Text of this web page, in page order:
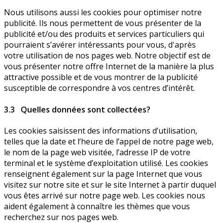
Nous utilisons aussi les cookies pour optimiser notre
publicité. Ils nous permettent de vous présenter de la
publicité et/ou des produits et services particuliers qui
pourraient s’avérer intéressants pour vous, d'après
votre utilisation de nos pages web. Notre objectif est de
vous présenter notre offre Internet de la manière la plus
attractive possible et de vous montrer de la publicité
susceptible de correspondre à vos centres d’intérêt.
3.3 Quelles données sont collectées?
Les cookies saisissent des informations d’utilisation,
telles que la date et l’heure de l’appel de notre page web,
le nom de la page web visitée, l’adresse IP de votre
terminal et le système d’exploitation utilisé. Les cookies
renseignent également sur la page Internet que vous
visitez sur notre site et sur le site Internet à partir duquel
vous êtes arrivé sur notre page web. Les cookies nous
aident également à connaître les thèmes que vous
recherchez sur nos pages web.